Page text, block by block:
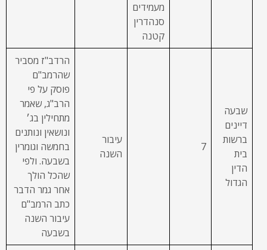
מעמידים
סנהדרין
קטנה
שבעה
דיינים
ברשות
בית
הדין
הגדול
7
עיבור
השנה
הרדב"ז מסביר
שהרמב"ם
פוסק על פי
הרב"ג, שאמר
מתחילין בג׳
ונושאין ונותנים
בחמשה וגומרין
בשבעה. ולפי
שהכל הולך
אחר גמר הדבר
כתב הרמב"ם
עיבור השנה
בשבעה